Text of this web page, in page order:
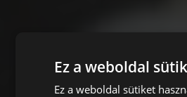
Ez a weboldal
Ez a weboldal sütiket